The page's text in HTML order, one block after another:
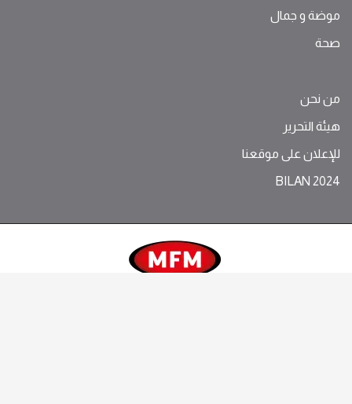
موضة ‫و‬ ‫‬‫جمال‬
صحة
من نحن
هيئة التحرير
للإعلان على موقعنا
BILAN 2024